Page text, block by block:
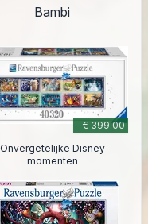
Bambi
€ 399.00
Onvergetelijke Disney
momenten